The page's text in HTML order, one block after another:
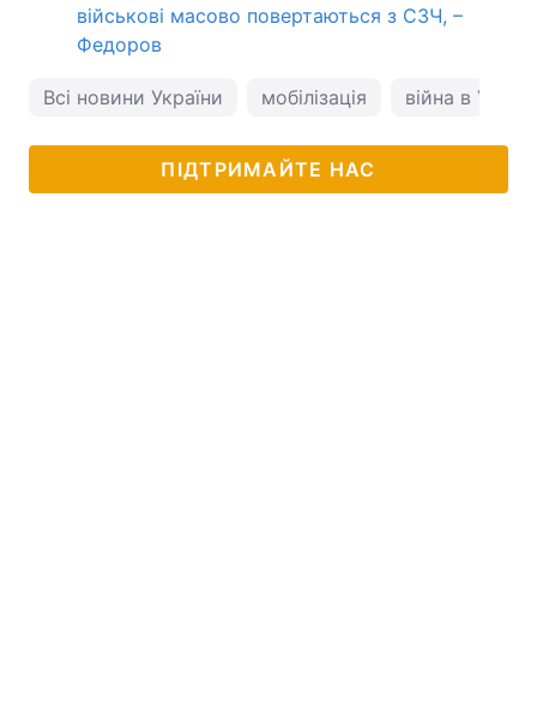
військові масово повертаються з СЗЧ, –
Федоров
Всі новини України мобілізація війна в
ПІДТРИМАЙТЕ НАС